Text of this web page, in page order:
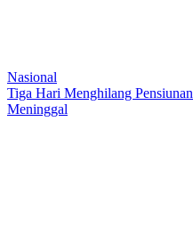
Nasional
Tiga Hari Menghilang
Meninggal